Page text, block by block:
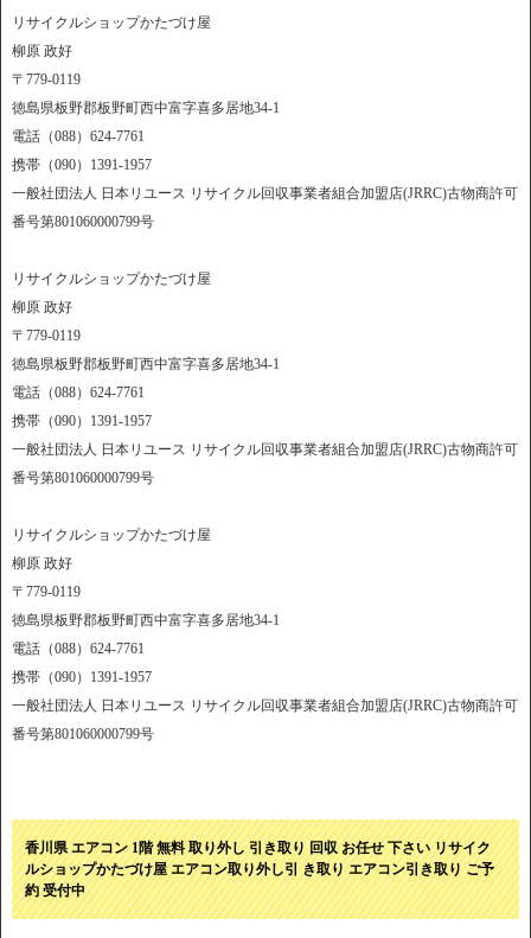
リサイクルショップかたづけ屋
柳原 政好
〒779-0119
徳島県板野郡板野町西中富字喜多居地34-1
電話（088）624-7761
携帯（090）1391-1957
一般社団法人 日本リユース リサイクル回収事業者組合加盟店(JRRC)古物商許可
番号第801060000799号
リサイクルショップかたづけ屋
柳原 政好
〒779-0119
徳島県板野郡板野町西中富字喜多居地34-1
電話（088）624-7761
携帯（090）1391-1957
一般社団法人 日本リユース リサイクル回収事業者組合加盟店(JRRC)古物商許可
番号第801060000799号
リサイクルショップかたづけ屋
柳原 政好
〒779-0119
徳島県板野郡板野町西中富字喜多居地34-1
電話（088）624-7761
携帯（090）1391-1957
一般社団法人 日本リユース リサイクル回収事業者組合加盟店(JRRC)古物商許可
番号第801060000799号
香川県 エアコン 1階 無料 取り外し 引き取り 回収 お任せ 下さい リサイク
ルショップかたづけ屋 エアコン取り外し引 き取り エアコン引き取り ご予
約 受付中